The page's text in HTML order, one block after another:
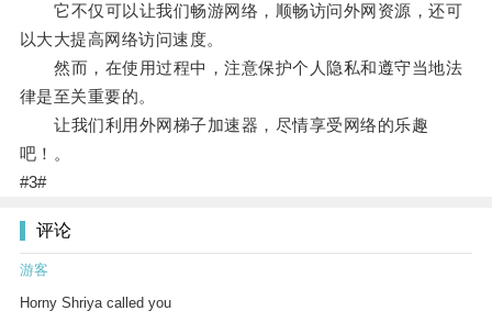
它不仅可以让我们畅游网络，顺畅访问外网资源，还可
以大大提高网络访问速度。
然而，在使用过程中，注意保护个人隐私和遵守当地法
律是至关重要的。
让我们利用外网梯子加速器，尽情享受网络的乐趣
吧！。
#3#
评论
游客
Horny Shriya called you